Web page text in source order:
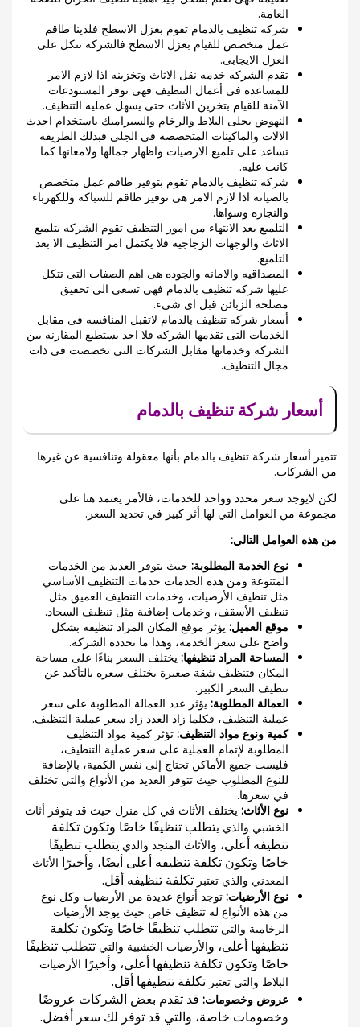
العامة.
شركه تنظيف بالدمام تقوم بعزل الاسطح فلدينا طاقم
عمل متخصص للقيام بعزل الاسطح فالشركه تتكل على
العزل الايجابى.
تقدم الشركه خدمه نقل الاثاث وتخزينه اذا لازم الامر
للمساعده فى أعمال التنظيف فهى توفر المستودعات
الآمنة للقيام بتخزين الأثاث حتى يسهل عمليه التنظيف.
النهوض بجلى البلاط والرخام والسيراميك باستخدام احدث
الالات والماكينات المتخصصه فى الجلى فبذلك الطريقه
تساعد على تلميع الارضيات واظهار جمالها ولامعانها كما
كانت عليه.
شركه تنظيف بالدمام تقوم بتوفير طاقم عمل متخصص
بالصيانه اذا لازم الامر هى توفير طاقم للسباكه وللكهرباء
والنجاره وسواها.
التلميع بعد الانتهاء من امور التنظيف تقوم الشركه بتلميع
الاثاث والوجهات الزجاجيه فلا يكتمل امر التنظيف الا بعد
التلميع.
المصداقيه والامانه والجوده هى اهم الصفات التى تتكل
عليها شركه تنظيف بالدمام فهى تسعى الى تحقيق
مصلحه الزبائن قبل اى شىء.
أسعار شركه تنظيف بالدمام لاتقبل المنافسه فى مقابل
الخدمات التى تقدمها الشركه فلا احد يستطيع المقارنه بين
الشركه وخدماتها مقابل الشركات التى تخصصت فى ذات
مجال التنظيف.
أسعار شركة تنظيف بالدمام
تتميز أسعار شركة تنظيف بالدمام بأنها معقولة وتنافسية عن غيرها
من الشركات.
لكن لايوجد سعر محدد وواحد للخدمات، فالأمر يعتمد هنا على
مجموعة من العوامل التي لها أثر كبير في تحديد السعر.
من هذه العوامل التالي:
نوع الخدمة المطلوبة: حيث يتوفر العديد من الخدمات
المتنوعة ومن هذه الخدمات خدمات التنظيف الأساسي
مثل تنظيف الأرضيات، وخدمات التنظيف العميق مثل
تنظيف الأسقف، وخدمات إضافية مثل تنظيف السجاد.
موقع العميل: يؤثر موقع المكان المراد تنظيفه بشكل
واضح على سعر الخدمة، وهذا ما تحدده الشركة.
المساحة المراد تنظيفها: يختلف السعر بناءًا على مساحة
المكان فتنظيف شقة صغيرة يختلف سعره بالتأكيد عن
تنظيف السعر الكبير.
العمالة المطلوبة: يؤثر عدد العمالة المطلوبة على سعر
عملية التنظيف، فكلما زاد العدد زاد سعر عملية التنظيف.
كمية ونوع مواد التنظيف:تؤثر كمية مواد التنظيف
المطلوبة لإتمام العملية على سعر عملية التنظيف،
فليست جميع الأماكن تحتاج إلى نفس الكمية، بالإضافة
للنوع المطلوب حيث تتوفر العديد من الأنواع والتي تختلف
في سعرها.
نوع الأثاث: يختلف الأثاث في كل منزل حيث قد يتوفر أثاث
الخشبي والذي يتطلب تنظيفًا خاصًا وتكون تكلفة
تنظيفه أعلى، والأثاث المنجد والذي يتطلب تنظيفًا
خاصًا وتكون تكلفة تنظيفه أعلى أيضًا، وأخيرًا الأثاث
المعدني والذي تعتبر تكلفة تنظيفه أقل.
نوع الأرضيات: توجد أنواع عديدة من الأرضيات وكل نوع
من هذه الأنواع له تنظيف خاص حيث يوجد الأرضيات
الرخامية والتيتتطلب تنظيفًا خاصًا وتكون تكلفة
تنظيفها أعلى، والأرضيات الخشبية والتي تتطلب تنظيفًا
خاصًا وتكون تكلفة تنظيفها أعلى، وأخيرًا الأرضيات
البلاط والتي تعتبر تكلفة تنظيفها أقل.
عروض وخصومات: قد تقدم بعض الشركات عروضًا
وخصومات خاصة، والتي قد توفر لك سعر أفضل.